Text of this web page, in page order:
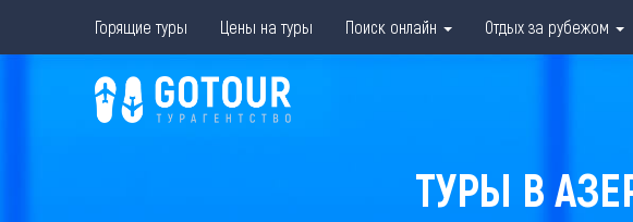
Горящие туры Цены на туры Поиск онлайн Отдых за рубежом
ТУРЫ В